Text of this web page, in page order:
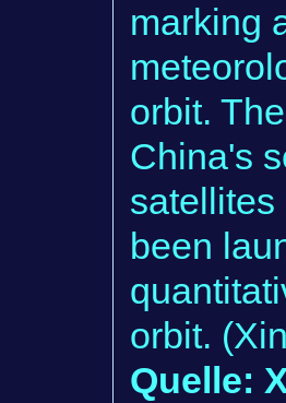
marking
orbit.
China's
satellites
been
orbit.
Quelle: